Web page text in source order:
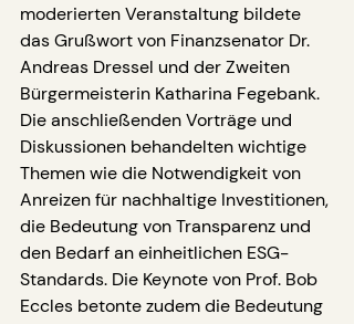
moderierten Veranstaltung bildete
das Grußwort von Finanzsenator Dr.
Andreas Dressel und der Zweiten
Bürgermeisterin Katharina Fegebank.
Die anschließenden Vorträge und
Diskussionen behandelten wichtige
Themen wie die Notwendigkeit von
Anreizen für nachhaltige Investitionen,
die Bedeutung von Transparenz und
den Bedarf an einheitlichen ESG-
Standards. Die Keynote von Prof. Bob
Eccles betonte zudem die Bedeutung